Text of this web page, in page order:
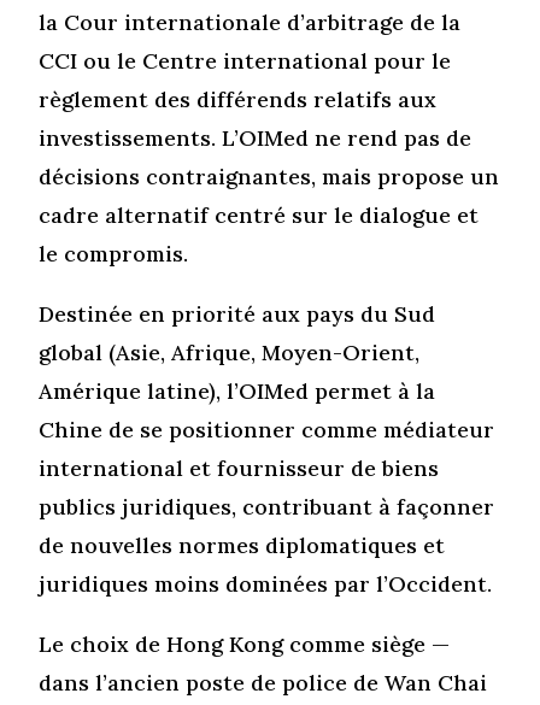
la Cour internationale d’arbitrage de la
CCI ou le Centre international pour le
règlement des différends relatifs aux
investissements. L’OIMed ne rend pas de
décisions contraignantes, mais propose un
cadre alternatif centré sur le dialogue et
le compromis.
Destinée en priorité aux pays du Sud
global (Asie, Afrique, Moyen-Orient,
Amérique latine), l’OIMed permet à la
Chine de se positionner comme médiateur
international et fournisseur de biens
publics juridiques, contribuant à façonner
de nouvelles normes diplomatiques et
juridiques moins dominées par l’Occident.
Le choix de Hong Kong comme siège —
dans l’ancien poste de police de Wan Chai